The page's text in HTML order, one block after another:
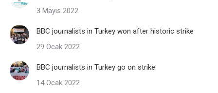
3 Mayıs 2022
BBC journalists in Turkey won after historic strike
29 Ocak 2022
BBC journalists in Turkey go on strike
14 Ocak 2022